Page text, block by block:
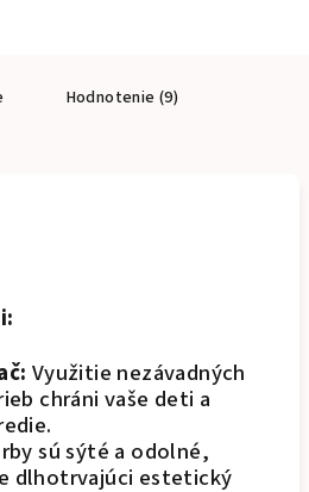
Hodnotenie (9)
Využitie nezávadných
chráni vaše deti a
sú sýté a odolné,
dlhotrvajúci estetický